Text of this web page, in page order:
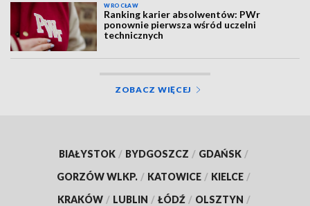
WROCŁAW
Ranking karier absolwentów: PWr
ponownie pierwsza wśród uczelni
technicznych
ZOBACZ WIĘCEJ
BIAŁYSTOK / BYDGOSZCZ / GDAŃSK /
GORZÓW WLKP. / KATOWICE / KIELCE /
KRAKÓW / LUBLIN / ŁÓDŹ / OLSZTYN /